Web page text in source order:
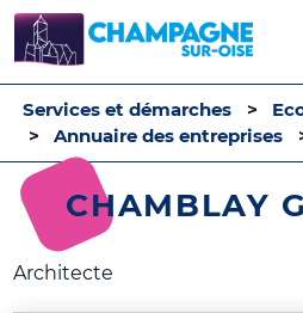
Services et démarches
Annuaire des entreprises
CHAMBLAY
Architecte